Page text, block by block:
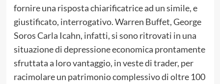
fornire una risposta chiarificatrice ad un simile, e
giustificato, interrogativo. Warren Buffet, George
Soros Carla Icahn, infatti, si sono ritrovati in una
situazione di depressione economica prontamente
sfruttata a loro vantaggio, in veste di trader, per
racimolare un patrimonio complessivo di oltre 100